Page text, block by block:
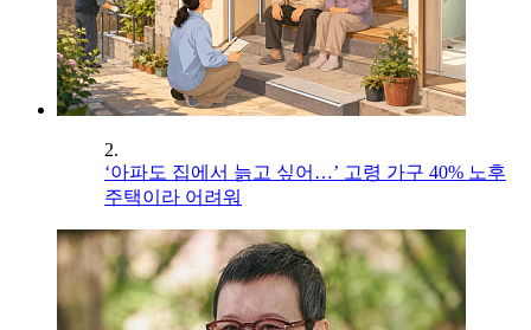
2.
‘아파도 집에서 늙고 싶어…’ 고령 가구 40% 노후
주택이라 어려워